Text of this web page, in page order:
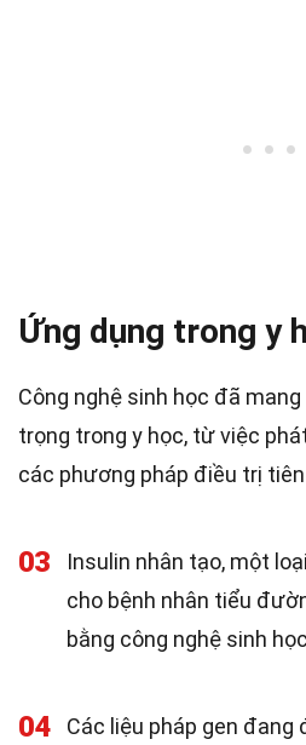
Ứng dụng trong y
Công nghệ sinh học đã
trọng trong y học, từ việc
các phương pháp điều trị
03
Insulin nhân tạo, một
cho bệnh nhân tiểu
bằng công nghệ sinh
04
Các liệu pháp gen